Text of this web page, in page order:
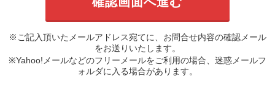
※ご記入頂いたメールアドレス宛てに、お問合せ内容の確認メール
をお送りいたします。
※Yahoo!メールなどのフリーメールをご利用の場合、迷惑メールフ
ォルダに入る場合があります。